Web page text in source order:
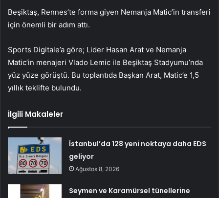
Beşiktaş, Rennes’te forma giyen Nemanja Matic’in transferi
için önemli bir adım attı.
Sports Digitale’a göre; Lider Hasan Arat ve Nemanja
Matic’in menajeri Vlado Lemic ile Beşiktaş Stadyumu’nda
yüz yüze görüştü. Bu toplantıda Başkan Arat, Matic’e 1,5
yıllık teklifte bulundu.
İlgili Makaleler
İstanbul’da 128 yeni noktaya daha EDS
geliyor
Ağustos 8, 2026
Seymen ve Karamürsel tünellerine